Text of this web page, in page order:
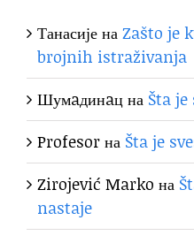
ТанасијенаZašto je
brojnih istraživanja
Шумaдинaцна Šta
Profesorна Šta je
Zirojević Marko на
nastaje